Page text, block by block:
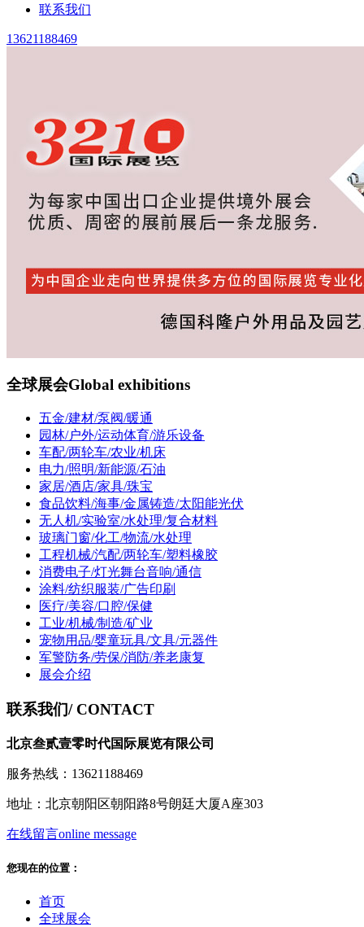
联系我们
13621188469
全球展会Global exhibitions
五金/建材/泵阀/暖通
园林/户外/运动体育/游乐设备
车配/两轮车/农业/机床
电力/照明/新能源/石油
家居/酒店/家具/珠宝
食品饮料/海事/金属铸造/太阳能光伏
无人机/实验室/水处理/复合材料
玻璃门窗/化工/物流/水处理
工程机械/汽配/两轮车/塑料橡胶
消费电子/灯光舞台音响/通信
涂料/纺织服装/广告印刷
医疗/美容/口腔/保健
工业/机械/制造/矿业
宠物用品/婴童玩具/文具/元器件
军警防务/劳保/消防/养老康复
展会介绍
联系我们/ CONTACT
北京叁贰壹零时代国际展览有限公司
服务热线：13621188469
地址：北京朝阳区朝阳路8号朗廷大厦A座303
在线留言online message
您现在的位置：
首页
全球展会